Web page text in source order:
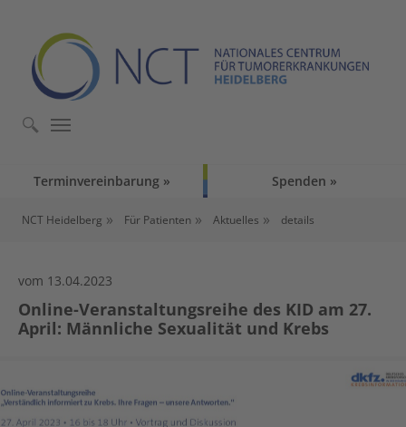
Terminvereinbarung Spenden
NCT Heidelberg Für Patienten Aktuelles details
vom 13.04.2023
Online-Veranstaltungsreihe des KID am 27.
April: Männliche Sexualität und Krebs